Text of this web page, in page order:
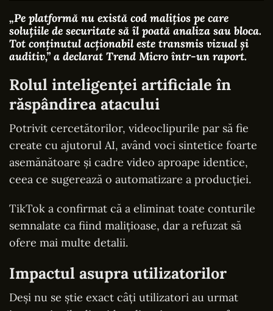
„Pe platformă nu există cod malițios pe care
soluțiile de securitate să îl poată analiza sau bloca.
Tot conținutul acționabil este transmis vizual și
auditiv,” a declarat Trend Micro într-un raport.
Rolul inteligenței artificiale în
răspândirea atacului
Potrivit cercetătorilor, videoclipurile par să fie
create cu ajutorul AI, având voci sintetice foarte
asemănătoare și cadre video aproape identice,
ceea ce sugerează o automatizare a producției.
TikTok a confirmat că a eliminat toate conturile
semnalate ca fiind malițioase, dar a refuzat să
ofere mai multe detalii.
Impactul asupra utilizatorilor
Deși nu se știe exact câți utilizatori au urmat